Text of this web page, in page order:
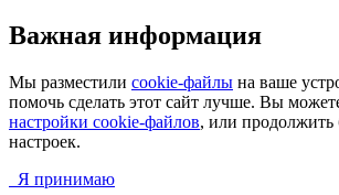
Важная информация
Мы разместили cookie-файлы на ваше
помочь сделать этот сайт лучше. Вы
настройки cookie-файлов, или продолжить
настроек.
Я принимаю